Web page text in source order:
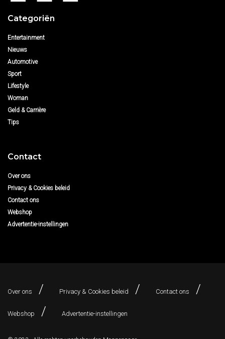
Categoriën
Entertainment
Nieuws
Automotive
Sport
Lifestyle
Woman
Geld & Carrière
Tips
Contact
Over ons
Privacy & Cookies beleid
Contact ons
Webshop
Advertentie-instellingen
Over ons Privacy & Cookies beleid Contact ons
Webshop Advertentie-instellingen